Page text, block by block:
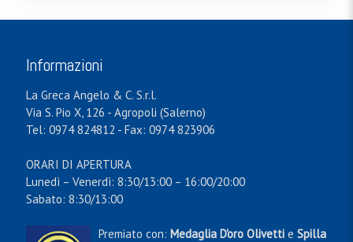
Informazioni
La Greca Angelo & C. S.r.l.
Via S. Pio X, 126 - Agropoli (Salerno)
Tel: 0974 824812 - Fax: 0974 823906
ORARI DI APERTURA
Lunedì – Venerdì: 8:30/13:00 – 16:00/20:00
Sabato: 8:30/13:00
Premiato con: Medaglia D'oro Olivetti e Spilla